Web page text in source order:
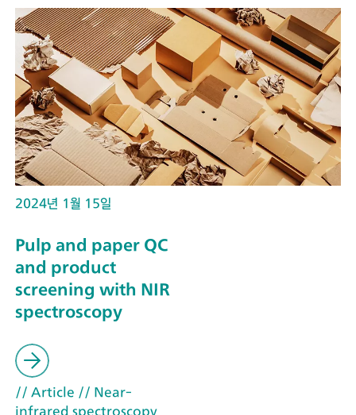
2024년 1월 15일
Pulp and paper QC
and product
screening with NIR
spectroscopy
// Article // Near-
infrared spectroscopy